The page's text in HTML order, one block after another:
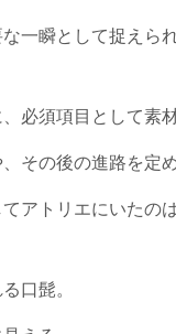
一瞬として捉えら
必須項目として素
その後の進路を定
アトリエにいたの
口髭。